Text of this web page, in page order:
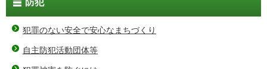
犯罪のない安全で安心なまちづくり
自主防犯活動団体等